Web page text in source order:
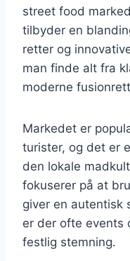
street food
tilbyder en
retter og
man finde alt fra
moderne
Markedet er
turister, og det er
den lokale
fokuserer på at
giver en autentisk
er der ofte events
festlig stemning.